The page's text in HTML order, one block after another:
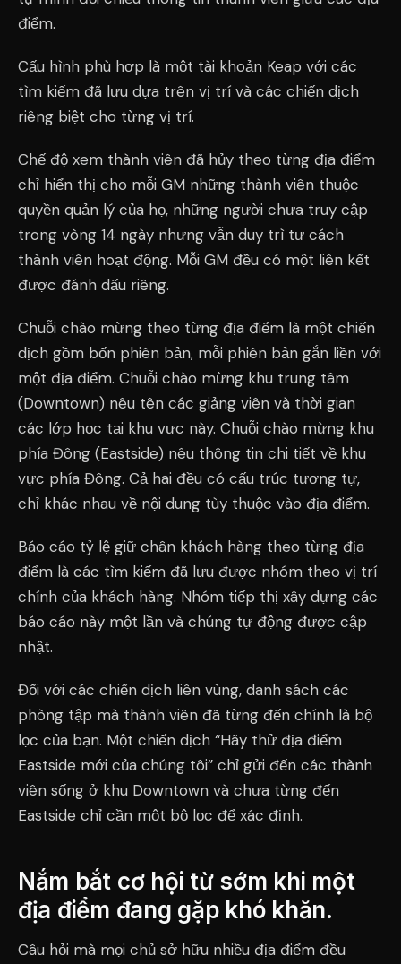
điểm.
Cấu hình phù hợp là một tài khoản Keap với các
tìm kiếm đã lưu dựa trên vị trí và các chiến dịch
riêng biệt cho từng vị trí.
Chế độ xem thành viên đã hủy theo từng địa điểm
chỉ hiển thị cho mỗi GM những thành viên thuộc
quyền quản lý của họ, những người chưa truy cập
trong vòng 14 ngày nhưng vẫn duy trì tư cách
thành viên hoạt động. Mỗi GM đều có một liên kết
được đánh dấu riêng.
Chuỗi chào mừng theo từng địa điểm là một chiến
dịch gồm bốn phiên bản, mỗi phiên bản gắn liền với
một địa điểm. Chuỗi chào mừng khu trung tâm
(Downtown) nêu tên các giảng viên và thời gian
các lớp học tại khu vực này. Chuỗi chào mừng khu
phía Đông (Eastside) nêu thông tin chi tiết về khu
vực phía Đông. Cả hai đều có cấu trúc tương tự,
chỉ khác nhau về nội dung tùy thuộc vào địa điểm.
Báo cáo tỷ lệ giữ chân khách hàng theo từng địa
điểm là các tìm kiếm đã lưu được nhóm theo vị trí
chính của khách hàng. Nhóm tiếp thị xây dựng các
báo cáo này một lần và chúng tự động được cập
nhật.
Đối với các chiến dịch liên vùng, danh sách các
phòng tập mà thành viên đã từng đến chính là bộ
lọc của bạn. Một chiến dịch “Hãy thử địa điểm
Eastside mới của chúng tôi” chỉ gửi đến các thành
viên sống ở khu Downtown và chưa từng đến
Eastside chỉ cần một bộ lọc để xác định.
Nắm bắt cơ hội từ sớm khi một
địa điểm đang gặp khó khăn.
Câu hỏi mà mọi chủ sở hữu nhiều địa điểm đều